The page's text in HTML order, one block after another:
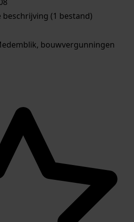
beschrijving (1 bestand)
bouwvergunningen